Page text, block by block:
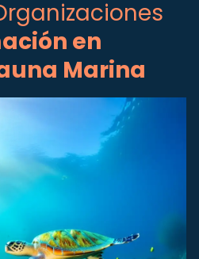
en
Marina